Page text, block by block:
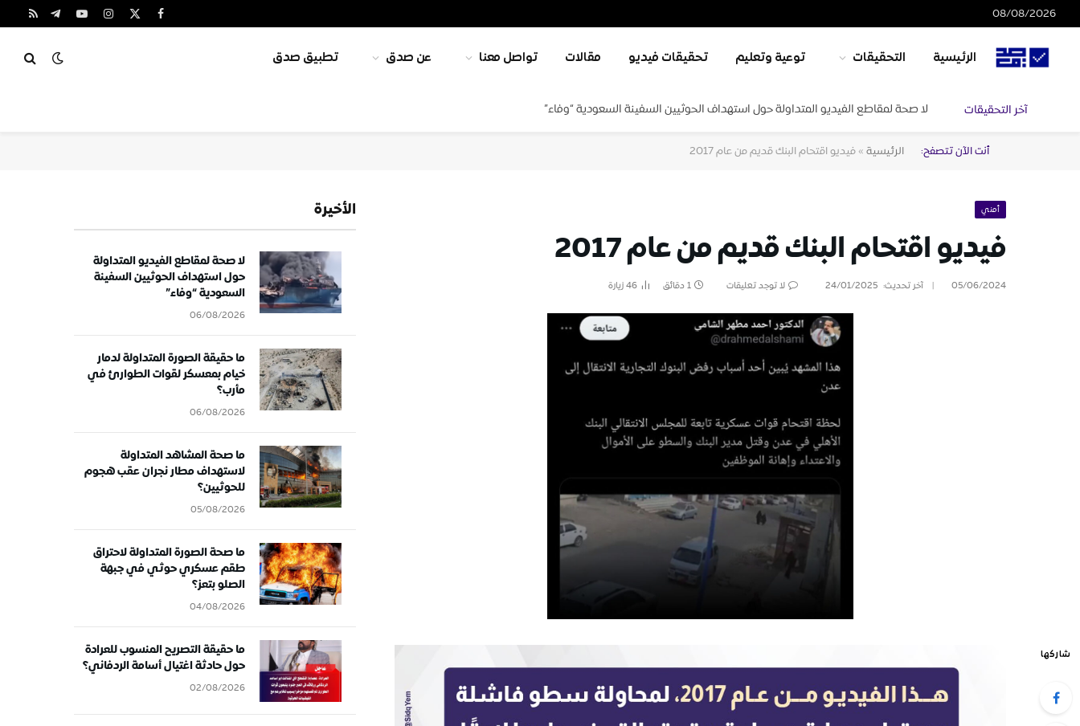
08/08/2026 فيسبوك
X
الانستغراميوتيوبتيلقرامRSS
الرئيسية التحقيقات توعية وتعليم تحقيقات فيديو مقالات تواصل معنا عن صدق تطبيق صدق
آخر التحقيقات لا صحة لمقاطع الفيديو المتداولة حول استهداف الحوثيين السفينة السعودية “وفاء”
أنت الآن تتصفح: الرئيسية»فيديو اقتحام البنك قديم من عام 2017
أمني
فيديو اقتحام البنك قديم من عام 2017
05/06/2024 آخر تحديث: 24/01/2025 لا توجد تعليقات 1 دقائق 46زيارة
شاركها
الأخيرة
لا صحة لمقاطع الفيديو المتداولة
حول استهداف الحوثيين السفينة
السعودية “وفاء”
06/08/2026
ما حقيقة الصورة المتداولة لدمار
خيام بمعسكر لقوات الطوارئ في
مأرب؟
06/08/2026
ما صحة المشاهد المتداولة
لاستهداف مطار نجران عقب هجوم
للحوثيين؟
05/08/2026
ما صحة الصورة المتداولة لاحتراق
طقم عسكري حوثي في جبهة
الصلو بتعز؟
04/08/2026
ما حقيقة التصريح المنسوب للعرادة
حول حادثة اغتيال أسامة الردفاني؟
02/08/2026